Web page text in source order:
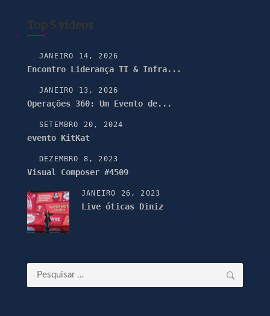
Top 5 vídeos
JANEIRO 14, 2026
Encontro Liderança TI & Infra...
JANEIRO 13, 2026
Operações 360: Um Evento de...
SETEMBRO 20, 2024
evento KitKat
DEZEMBRO 8, 2023
Visual Composer #4509
JANEIRO 26, 2023
Live óticas Diniz
Pesquisar
por: